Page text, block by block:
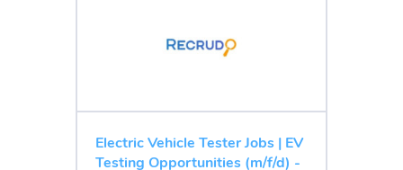
Electric Vehicle Tester Jobs | EV
Testing Opportunities (m/f/d) -